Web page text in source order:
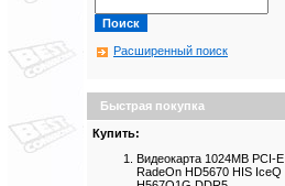
Расширенный поиск
Быстрая покупка
Купить:
Видеокарта 1024MB PCI-E
RadeOn HD5670 HIS IceQ